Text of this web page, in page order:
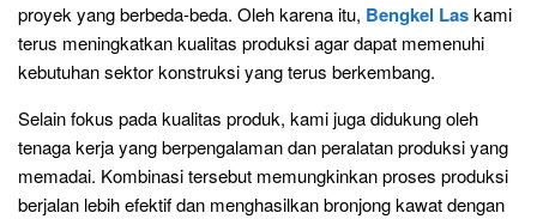
proyek yang berbeda-beda. Oleh karena itu, Bengkel Laskami
terus meningkatkan kualitas produksi agar dapat memenuhi
kebutuhan sektor konstruksi yang terus berkembang.
Selain fokus pada kualitas produk, kami juga didukung oleh
tenaga kerja yang berpengalaman dan peralatan produksi yang
memadai. Kombinasi tersebut memungkinkan proses produksi
berjalan lebih efektif dan menghasilkan bronjong kawat dengan